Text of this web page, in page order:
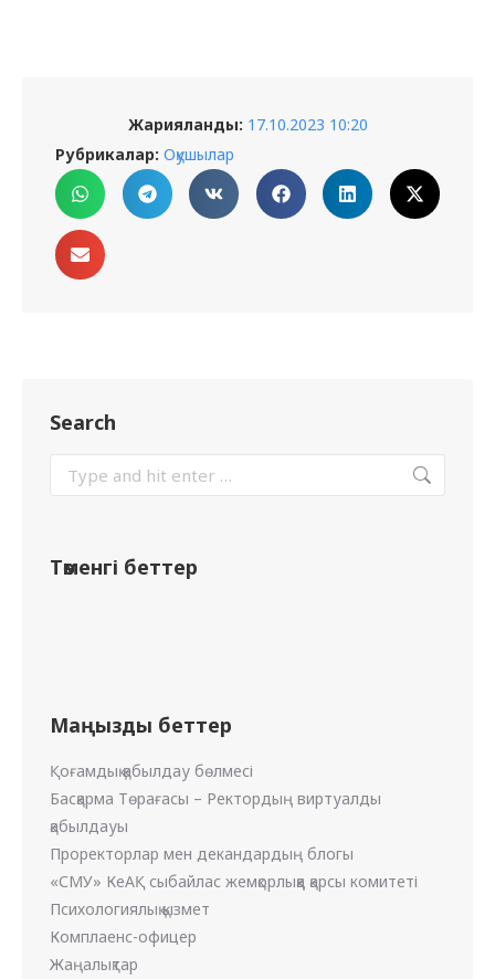
Жарияланды: 17.10.2023 10:20
Рубрикалар: Оқушылар
Search
Төменгі беттер
Маңызды беттер
Қоғамдық қабылдау бөлмесі
Басқарма Төрағасы – Ректордың виртуалды
қабылдауы
Проректорлар мен декандардың блогы
«СМУ» КеАҚ сыбайлас жемқорлыққа қарсы комитеті
Психологиялық қызмет
Комплаенс-офицер
Жаңалықтар